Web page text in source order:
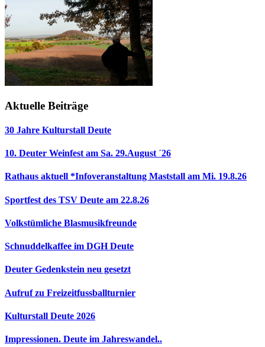
Aktuelle Beiträge
30 Jahre Kulturstall Deute
10. Deuter Weinfest am Sa. 29.August ´26
Rathaus aktuell *Infoveranstaltung Maststall am Mi. 19.8.26
Sportfest des TSV Deute am 22.8.26
Volkstümliche Blasmusikfreunde
Schnuddelkaffee im DGH Deute
Deuter Gedenkstein neu gesetzt
Aufruf zu Freizeitfussballturnier
Kulturstall Deute 2026
Impressionen. Deute im Jahreswandel..